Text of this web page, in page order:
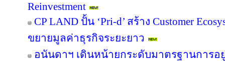
Reinvestment
CP LAND ปั้น ‘Pri-d’ สร้าง Customer
ขยายมูลค่าธุรกิจระยะยาว
อนันดาฯ เดินหน้ายกระดับมาตรฐานการอยู่